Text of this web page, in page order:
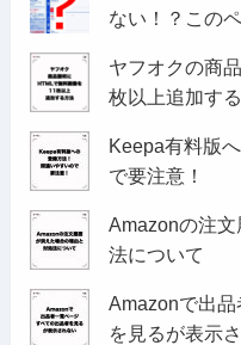
ない！？この
ヤフオクの商
枚以上追加す
Keepa有料版
で要注意！
Amazonの注
法について
Amazonで出
を見るが表示